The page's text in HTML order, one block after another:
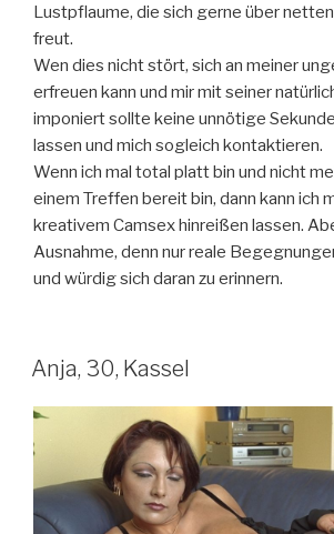
Lustpflaume, die sich gerne über
freut.
Wen dies nicht stört, sich an meiner
erfreuen kann und mir mit seiner
imponiert sollte keine unnötige
lassen und mich sogleich kontaktieren.
Wenn ich mal total platt bin und nicht
einem Treffen bereit bin, dann kann ich
kreativem Camsex hinreißen lassen.
Ausnahme, denn nur reale
und würdig sich daran zu erinnern.
Anja, 30, Kassel